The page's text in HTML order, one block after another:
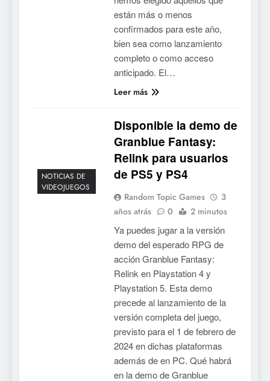
están más o menos
confirmados para este año,
bien sea como lanzamiento
completo o como acceso
anticipado. El…
Leer más
NOTICIAS DE
VIDEOJUEGOS
Disponible la demo de
Granblue Fantasy:
Relink para usuarios
de PS5 y PS4
Random Topic Games
3
años atrás
0 2 minutos
Ya puedes jugar a la versión
demo del esperado RPG de
acción Granblue Fantasy:
Relink en Playstation 4 y
Playstation 5. Esta demo
precede al lanzamiento de la
versión completa del juego,
previsto para el 1 de febrero de
2024 en dichas plataformas
además de en PC. Qué habrá
en la demo de Granblue
Mistbound: Guild Wars
tendrá su primer CCG digital